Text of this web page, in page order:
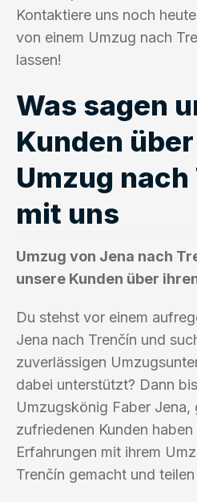
Kontaktiere uns noch
von einem Umzug nach
lassen!
Was sagen
Kunden
Umzug
mit uns
Umzug von Jena nach
unsere Kunden über
Du stehst vor einem
Jena nach Trenčín und
zuverlässigen
dabei unterstützt? Dann
Umzugskönig Faber Jena,
zufriedenen Kunden
Erfahrungen mit ihrem
Trenčín gemacht und